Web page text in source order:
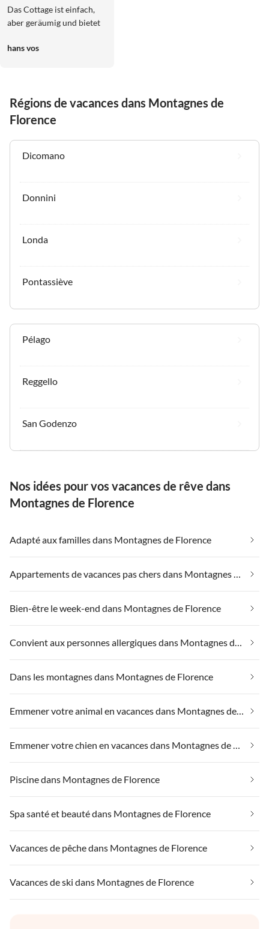
Das Cottage ist einfach,
aber geräumig und bietet
Die Weinprobe ist
bietet zahlreiche
Sonnenliegen und
hans vos
Régions de vacances dans Montagnes de
Florence
Dicomano
Donnini
Londa
Pontassiève
Pélago
Reggello
San Godenzo
Nos idées pour vos vacances de rêve dans
Montagnes de Florence
Adapté aux familles dans Montagnes de Florence
Appartements de vacances pas chers dans Montagnes de Florence
Bien-être le week-end dans Montagnes de Florence
Convient aux personnes allergiques dans Montagnes de Florence
Dans les montagnes dans Montagnes de Florence
Emmener votre animal en vacances dans Montagnes de Florence
Emmener votre chien en vacances dans Montagnes de Florence
Piscine dans Montagnes de Florence
Spa santé et beauté dans Montagnes de Florence
Vacances de pêche dans Montagnes de Florence
Vacances de ski dans Montagnes de Florence